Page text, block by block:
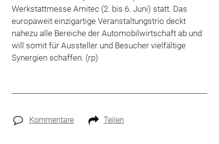
Werkstattmesse Amitec (2. bis 6. Juni) statt. Das
europaweit einzigartige Veranstaltungstrio deckt
nahezu alle Bereiche der Automobilwirtschaft ab und
will somit für Aussteller und Besucher vielfältige
Synergien schaffen. (rp)
Kommentare Teilen